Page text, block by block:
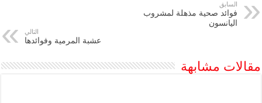
السابق
فوائد صحية مذهلة لمشروب
اليانسون
التالي
عشبة المرمية وفوائدها
مقالات مشابهة